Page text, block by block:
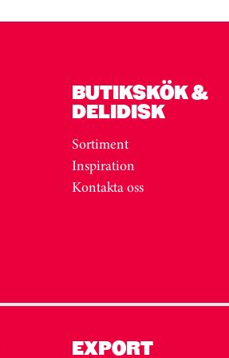
BUTIKSKÖK &
DELIDISK
Sortiment
Inspiration
Kontakta oss
EXPORT